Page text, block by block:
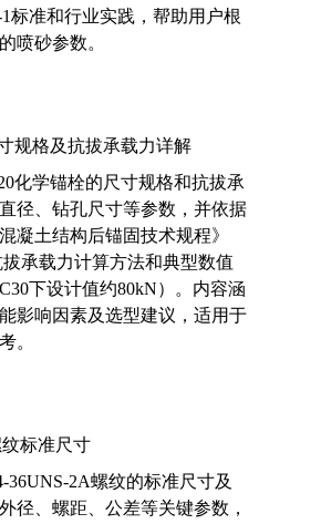
标准和行业实践，帮助用户根
喷砂参数。
规格及抗拔承载力详解
化学锚栓的尺寸规格和抗拔承
径、钻孔尺寸等参数，并依据
凝土结构后锚固技术规程》
拔承载力计算方法和典型数值
下设计值约80kN）。内容涵
影响因素及选型建议，适用于
。
纹标准尺寸
36UNS-2A螺纹的标准尺寸及
径、螺距、公差等关键参数，